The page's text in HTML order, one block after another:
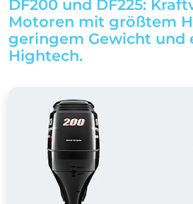
DF200 und DF225:
Motoren mit größtem
geringem Gewicht und
Hightech.